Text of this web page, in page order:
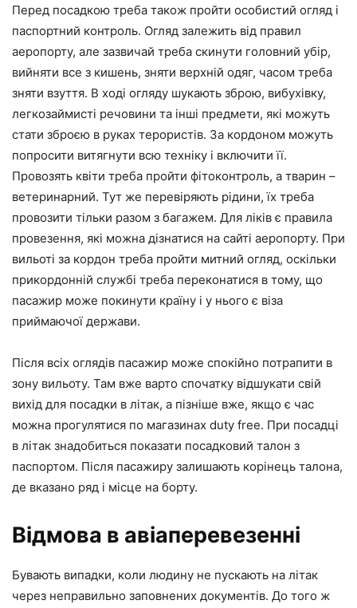
Перед посадкою треба також пройти особистий огляд і
паспортний контроль. Огляд залежить від правил
аеропорту, але зазвичай треба скинути головний убір,
вийняти все з кишень, зняти верхній одяг, часом треба
зняти взуття. В ході огляду шукають зброю, вибухівку,
легкозаймисті речовини та інші предмети, які можуть
стати зброєю в руках терористів. За кордоном можуть
попросити витягнути всю техніку і включити її.
Провозять квіти треба пройти фітоконтроль, а тварин –
ветеринарний. Тут же перевіряють рідини, їх треба
провозити тільки разом з багажем. Для ліків є правила
провезення, які можна дізнатися на сайті аеропорту. При
вильоті за кордон треба пройти митний огляд, оскільки
прикордонній службі треба переконатися в тому, що
пасажир може покинути країну і у нього є віза
приймаючої держави.
Після всіх оглядів пасажир може спокійно потрапити в
зону вильоту. Там вже варто спочатку відшукати свій
вихід для посадки в літак, а пізніше вже, якщо є час
можна прогулятися по магазинах duty free. При посадці
в літак знадобиться показати посадковий талон з
паспортом. Після пасажиру залишають корінець талона,
де вказано ряд і місце на борту.
Відмова в авіаперевезенні
Бувають випадки, коли людину не пускають на літак
через неправильно заповнених документів. До того ж